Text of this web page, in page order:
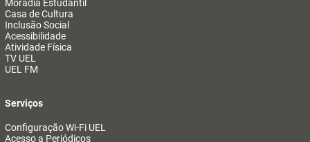
Moradia Estudantil
Casa de Cultura
Inclusão Social
Acessibilidade
Atividade Física
TV UEL
UEL FM
Serviços
Configuração Wi-Fi UEL
Acesso a Periódicos